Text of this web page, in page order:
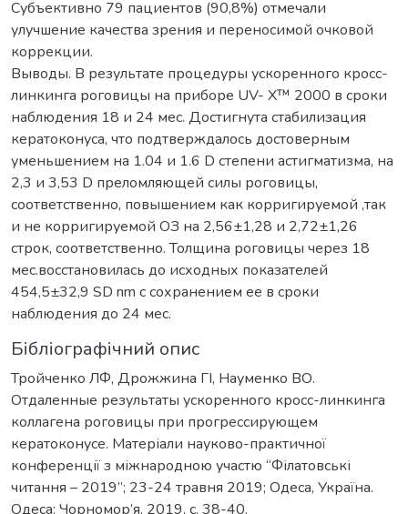
Субъективно 79 пациентов (90,8%) отмечали
улучшение качества зрения и переносимой очковой
коррекции.
Выводы. В результате процедуры ускоренного кросс-
линкинга роговицы на приборе UV- X™ 2000 в сроки
наблюдения 18 и 24 мес. Достигнута стабилизация
кератоконуса, что подтверждалось достоверным
уменьшением на 1.04 и 1.6 D степени астигматизма, на
2,3 и 3,53 D преломляющей силы роговицы,
соответственно, повышением как корригируемой ,так
и не корригируемой ОЗ на 2,56±1,28 и 2,72±1,26
строк, соответственно. Толщина роговицы через 18
мес.восстановилась до исходных показателей
454,5±32,9 SD nm с сохранением ее в сроки
наблюдения до 24 мес.
Бібліографічний опис
Тройченко ЛФ, Дрожжина ГІ, Науменко ВО.
Отдаленные результаты ускоренного кросс-линкинга
коллагена роговицы при прогрессирующем
кератоконусе. Матеріали науково-практичної
конференції з міжнародною участю “Філатовські
читання – 2019”; 23-24 травня 2019; Одеса, Україна.
Одеса: Чорномор’я, 2019. c. 38-40.